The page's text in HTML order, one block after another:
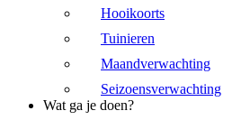
Hooikoorts
Tuinieren
Maandverwachting
Seizoensverwachting
Wat ga je doen?